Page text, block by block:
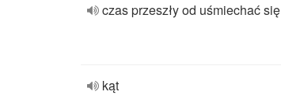
czas przeszły od uśmiechać się
kąt